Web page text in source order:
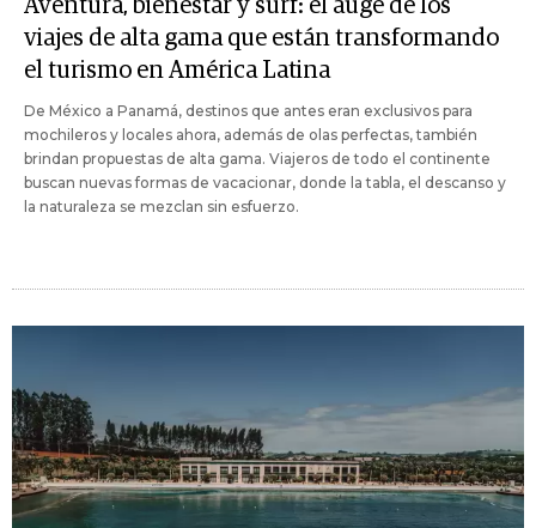
Aventura, bienestar y surf: el auge de los
viajes de alta gama que están transformando
el turismo en América Latina
De México a Panamá, destinos que antes eran exclusivos para
mochileros y locales ahora, además de olas perfectas, también
brindan propuestas de alta gama. Viajeros de todo el continente
buscan nuevas formas de vacacionar, donde la tabla, el descanso y
la naturaleza se mezclan sin esfuerzo.